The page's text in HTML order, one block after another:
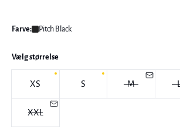
Farve: Pitch Black
Vælg størrelse
XS S M
XXL